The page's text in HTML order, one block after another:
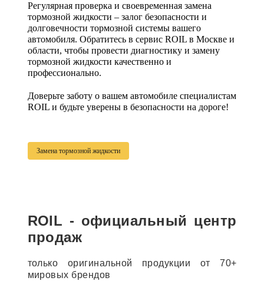
Регулярная проверка и своевременная замена
тормозной жидкости – залог безопасности и
долговечности тормозной системы вашего
автомобиля. Обратитесь в сервис ROIL в Москве и
области, чтобы провести диагностику и замену
тормозной жидкости качественно и
профессионально.
Доверьте заботу о вашем автомобиле специалистам
ROIL и будьте уверены в безопасности на дороге!
Замена тормозной жидкости
ROIL - официальный центр
продаж
только оригинальной продукции от 70+
мировых брендов